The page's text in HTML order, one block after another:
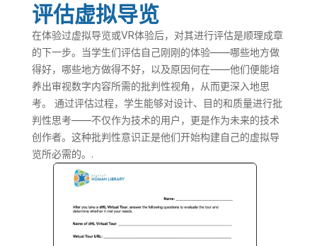
评估虚拟导览
在体验过虚拟导览或VR体验后，对其进行评估是顺理成章
的下一步。当学生们评估自己刚刚的体验——哪些地方做
得好，哪些地方做得不好，以及原因何在——他们便能培
养出审视数字内容所需的批判性视角，从而更深入地思
考。 通过评估过程，学生能够对设计、目的和质量进行批
判性思考——不仅作为技术的用户，更是作为未来的技术
创作者。这种批判性意识正是他们开始构建自己的虚拟导
览所必需的。.